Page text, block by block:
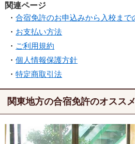
関連ページ
合宿免許のお申込みから入校まで
お支払い方法
ご利用規約
個人情報保護方針
特定商取引法
関東地方の合宿免許のオスス